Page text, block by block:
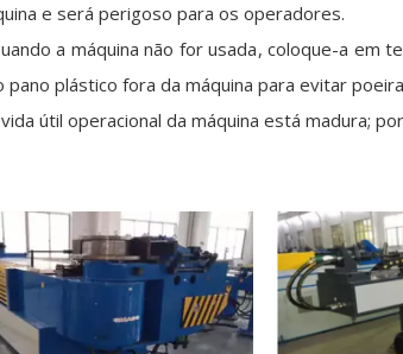
e será perigoso para os operadores.
a máquina não for usada, coloque-a em
pano plástico fora da máquina para evitar
útil operacional da máquina está madura;